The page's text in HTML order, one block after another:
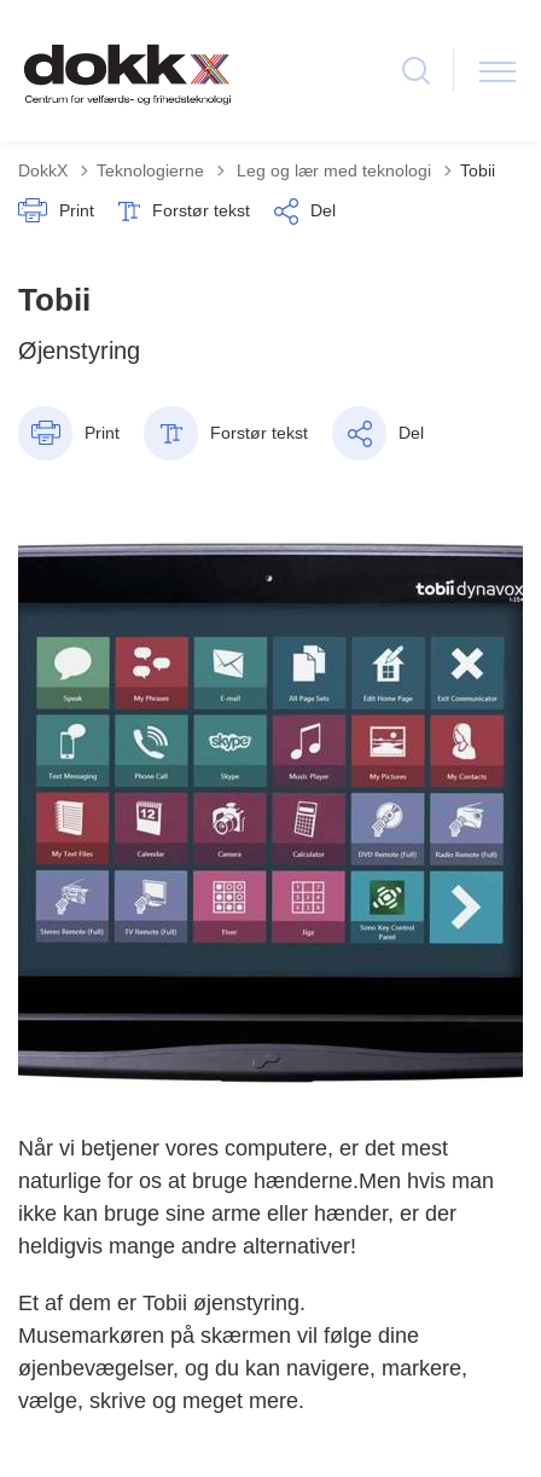
DokkX Teknologierne Tilbage til
Leg og lær med teknologi Tobii
Print Forstør tekst Del
Tobii
Øjenstyring
Print Forstør tekst Del
Når vi betjener vores computere, er det mest
naturlige for os at bruge hænderne.Men hvis man
ikke kan bruge sine arme eller hænder, er der
heldigvis mange andre alternativer!
Et af dem er Tobii øjenstyring.
Musemarkøren på skærmen vil følge dine
øjenbevægelser, og du kan navigere, markere,
vælge, skrive og meget mere.